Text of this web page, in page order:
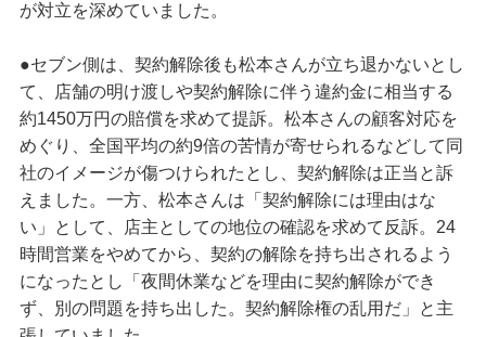
が対立を深めていました。
●セブン側は、契約解除後も松本さんが立ち退かないとし
て、店舗の明け渡しや契約解除に伴う違約金に相当する
約1450万円の賠償を求めて提訴。松本さんの顧客対応を
めぐり、全国平均の約9倍の苦情が寄せられるなどして同
社のイメージが傷つけられたとし、契約解除は正当と訴
えました。一方、松本さんは「契約解除には理由はな
い」として、店主としての地位の確認を求めて反訴。24
時間営業をやめてから、契約の解除を持ち出されるよう
になったとし「夜間休業などを理由に契約解除ができ
ず、別の問題を持ち出した。契約解除権の乱用だ」と主